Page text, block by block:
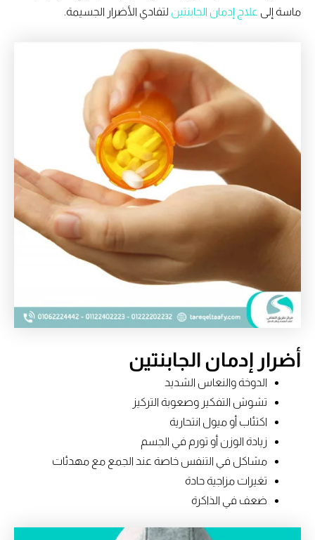
ماسة إلى
علاج إدمان الجابنتينلتفادي الأضرار الجسيمة.
أضرار إدمان الجابنتين
الدوخة والنعاس الشديد
تشوش التفكير وصعوبة التركيز
اكتئاب أو ميول انتحارية
زيادة الوزن أو تورم في الجسم
مشاكل في التنفس خاصة عند الجمع مع مهدئات
تغيرات مزاجية حادة
ضعف في الذاكرة